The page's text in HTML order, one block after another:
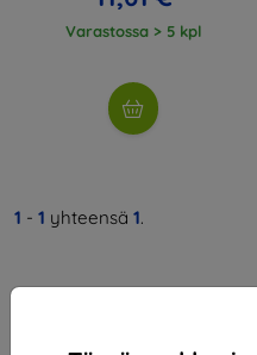
Varastossa > 5 kpl
1 - 1 yhteensä 1.